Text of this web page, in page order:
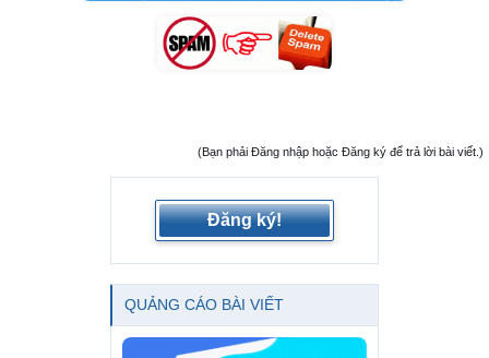
(Bạn phải Đăng nhập hoặc Đăng ký để trả lời bài viết.)
Đăng ký!
QUẢNG CÁO BÀI VIẾT